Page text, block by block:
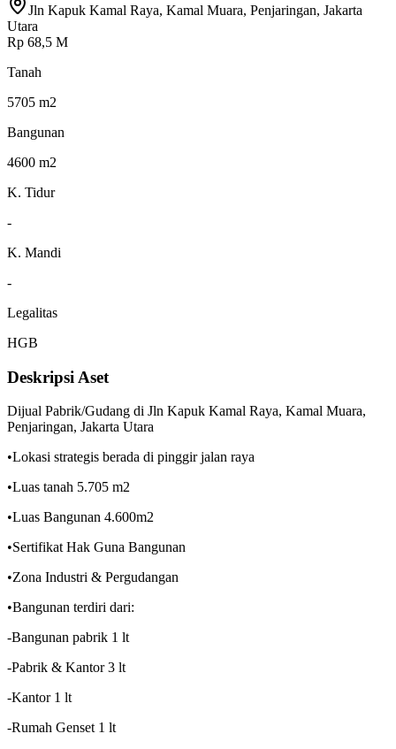
Jln Kapuk Kamal Raya, Kamal Muara, Penjaringan, Jakarta
Utara
Rp 68,5 M
Tanah
5705 m2
Bangunan
4600 m2
K. Tidur
-
K. Mandi
-
Legalitas
HGB
Deskripsi Aset
Dijual Pabrik/Gudang di Jln Kapuk Kamal Raya, Kamal Muara,
Penjaringan, Jakarta Utara
•Lokasi strategis berada di pinggir jalan raya
•Luas tanah 5.705 m2
•Luas Bangunan 4.600m2
•Sertifikat Hak Guna Bangunan
•Zona Industri & Pergudangan
•Bangunan terdiri dari:
-Bangunan pabrik 1 lt
-Pabrik & Kantor 3 lt
-Kantor 1 lt
-Rumah Genset 1 lt